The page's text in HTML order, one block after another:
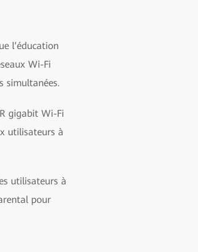
l’éducation
Wi-Fi
simultanées.
gigabit Wi-Fi
utilisateurs à
utilisateurs à
pour